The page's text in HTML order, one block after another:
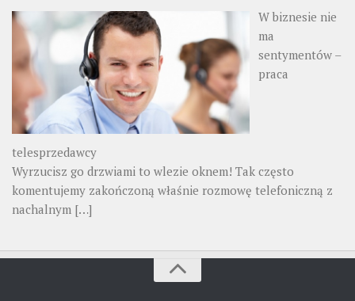
W biznesie nie
ma
sentymentów –
praca
telesprzedawcy
Wyrzucisz go drzwiami to wlezie oknem! Tak często
komentujemy zakończoną właśnie rozmowę telefoniczną z
nachalnym […]